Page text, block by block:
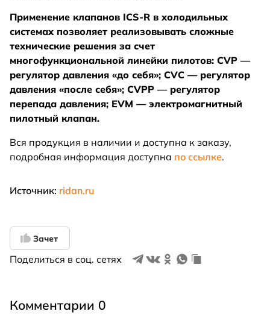
Применение клапанов ICS-R в холодильных
системах позволяет реализовывать сложные
технические решения за счет
многофункциональной линейки пилотов: CVP —
регулятор давления «до себя»; CVC — регулятор
давления «после себя»; CVPP — регулятор
перепада давления; EVM — электромагнитный
пилотный клапан.
Вся продукция в наличии и доступна к заказу,
подробная информация доступна по ссылке.
Источник: ridan.ru
Зачет
Поделиться в соц. сетях
Комментарии 0